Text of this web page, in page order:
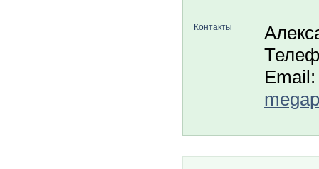
Контакты
Email: